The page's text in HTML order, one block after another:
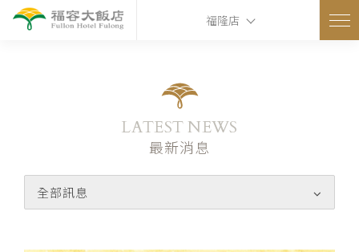
福隆店
LATEST NEWS
最新消息
全部訊息